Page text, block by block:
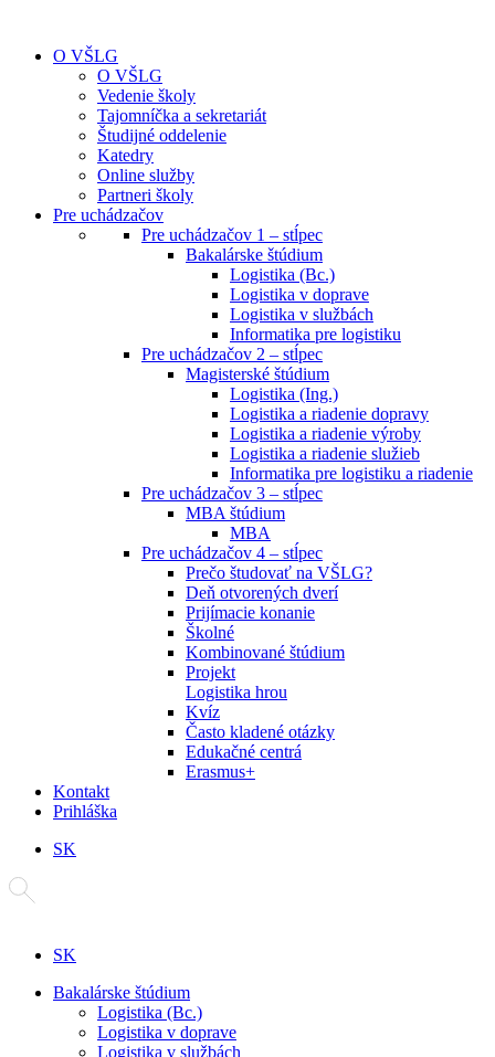
O VŠLG
O VŠLG
Vedenie školy
Tajomníčka a sekretariát
Študijné oddelenie
Katedry
Online služby
Partneri školy
Pre uchádzačov
Pre uchádzačov 1 – stĺpec
Bakalárske štúdium
Logistika (Bc.)
Logistika v doprave
Logistika v službách
Informatika pre logistiku
Pre uchádzačov 2 – stĺpec
Magisterské štúdium
Logistika (Ing.)
Logistika a riadenie dopravy
Logistika a riadenie výroby
Logistika a riadenie služieb
Informatika pre logistiku a riadenie
Pre uchádzačov 3 – stĺpec
MBA štúdium
MBA
Pre uchádzačov 4 – stĺpec
Prečo študovať na VŠLG?
Deň otvorených dverí
Prijímacie konanie
Školné
Kombinované štúdium
Projekt
Logistika hrou
Kvíz
Často kladené otázky
Edukačné centrá
Erasmus+
Kontakt
Prihláška
SK
SK
Bakalárske štúdium
Logistika (Bc.)
Logistika v doprave
Logistika v službách